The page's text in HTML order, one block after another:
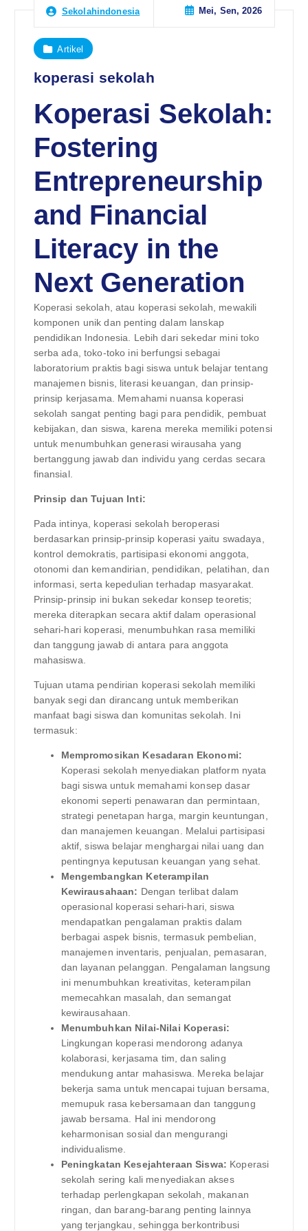
Sekolahindonesia Mei, Sen, 2026
Artikel
koperasi sekolah
Koperasi Sekolah:
Fostering
Entrepreneurship
and Financial
Literacy in the
Next Generation
Koperasi sekolah, atau koperasi sekolah, mewakili
komponen unik dan penting dalam lanskap
pendidikan Indonesia. Lebih dari sekedar mini toko
serba ada, toko-toko ini berfungsi sebagai
laboratorium praktis bagi siswa untuk belajar tentang
manajemen bisnis, literasi keuangan, dan prinsip-
prinsip kerjasama. Memahami nuansa koperasi
sekolah sangat penting bagi para pendidik, pembuat
kebijakan, dan siswa, karena mereka memiliki potensi
untuk menumbuhkan generasi wirausaha yang
bertanggung jawab dan individu yang cerdas secara
finansial.
Prinsip dan Tujuan Inti:
Pada intinya, koperasi sekolah beroperasi
berdasarkan prinsip-prinsip koperasi yaitu swadaya,
kontrol demokratis, partisipasi ekonomi anggota,
otonomi dan kemandirian, pendidikan, pelatihan, dan
informasi, serta kepedulian terhadap masyarakat.
Prinsip-prinsip ini bukan sekedar konsep teoretis;
mereka diterapkan secara aktif dalam operasional
sehari-hari koperasi, menumbuhkan rasa memiliki
dan tanggung jawab di antara para anggota
mahasiswa.
Tujuan utama pendirian koperasi sekolah memiliki
banyak segi dan dirancang untuk memberikan
manfaat bagi siswa dan komunitas sekolah. Ini
termasuk:
Mempromosikan Kesadaran Ekonomi:
Koperasi sekolah menyediakan platform nyata
bagi siswa untuk memahami konsep dasar
ekonomi seperti penawaran dan permintaan,
strategi penetapan harga, margin keuntungan,
dan manajemen keuangan. Melalui partisipasi
aktif, siswa belajar menghargai nilai uang dan
pentingnya keputusan keuangan yang sehat.
Mengembangkan Keterampilan
Kewirausahaan: Dengan terlibat dalam
operasional koperasi sehari-hari, siswa
mendapatkan pengalaman praktis dalam
berbagai aspek bisnis, termasuk pembelian,
manajemen inventaris, penjualan, pemasaran,
dan layanan pelanggan. Pengalaman langsung
ini menumbuhkan kreativitas, keterampilan
memecahkan masalah, dan semangat
kewirausahaan.
Menumbuhkan Nilai-Nilai Koperasi:
Lingkungan koperasi mendorong adanya
kolaborasi, kerjasama tim, dan saling
mendukung antar mahasiswa. Mereka belajar
bekerja sama untuk mencapai tujuan bersama,
memupuk rasa kebersamaan dan tanggung
jawab bersama. Hal ini mendorong
keharmonisan sosial dan mengurangi
individualisme.
Peningkatan Kesejahteraan Siswa: Koperasi
sekolah sering kali menyediakan akses
terhadap perlengkapan sekolah, makanan
ringan, dan barang-barang penting lainnya
yang terjangkau, sehingga berkontribusi